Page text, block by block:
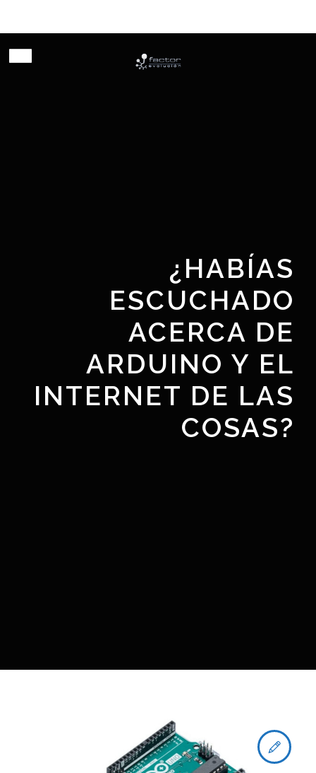
¿HABÍAS
ESCUCHADO
ACERCA DE
ARDUINO Y EL
INTERNET DE LAS
COSAS?